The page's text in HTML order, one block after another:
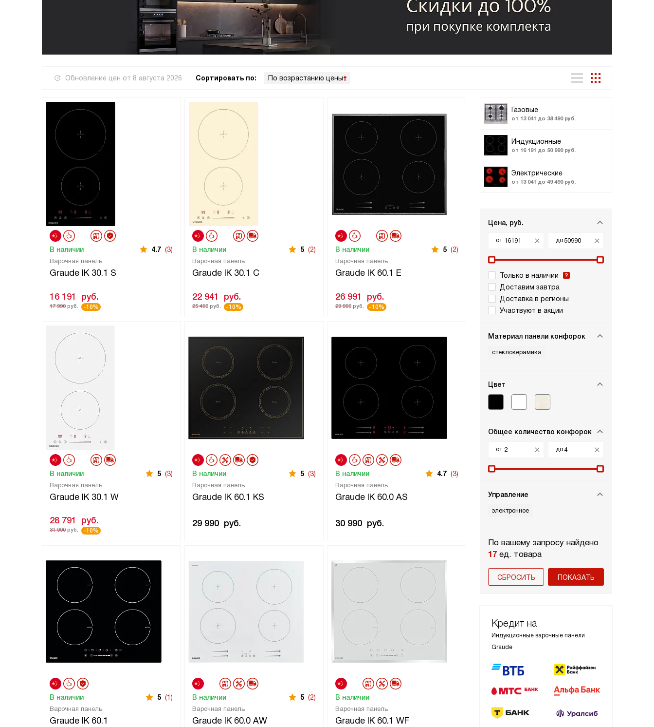
Обновление цен от 8 августа 2026 Сортировать по: По возрастанию цены
Газовые
от 13 041 до 38 490 руб.
Индукционные
от 16 191 до 50 990 руб.
Электрические
от 13 041 до 49 490 руб.
Цена, руб.
от до
Только в наличии
Доставим завтра
Доставка в регионы
Участвуют в акции
Материал панели конфорок
стеклокерамика
Цвет
Общее количество конфорок
от до
Управление
электронное
По вашему запросу найдено
17 ед. товара
СБРОСИТЬ
Кредит на
Индукционные варочные панели
Graude
Варочная панель
Graude IK 30.1 S
В наличии 4.7 (3)
16 191 руб.
17 990 руб. -10%
Варочная панель
Graude IK 30.1 C
В наличии 5 (2)
22 941 руб.
25 490 руб. -10%
Варочная панель
Graude IK 60.1 E
В наличии 5 (2)
26 991 руб.
29 990руб. -10%
Варочная панель
Graude IK 30.1 W
В наличии 5 (3)
28 791 руб.
31 990 руб. -10%
Варочная панель
Graude IK 60.1 KS
В наличии 5 (3)
29 990 руб.
Варочная панель
Graude IK 60.0 AS
В наличии 4.7 (3)
30 990 руб.
Варочная панель
Graude IK 60.1
В наличии 5 (1)
Варочная панель
Graude IK 60.0 AW
В наличии 5 (2)
Варочная панель
Graude IK 60.1 WF
В наличии